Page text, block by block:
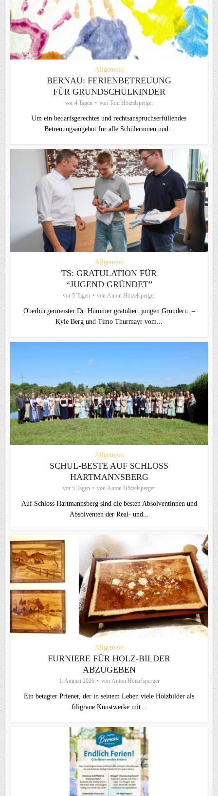
Allgemein
BERNAU: FERIENBETREUUNG
FÜR GRUNDSCHULKINDER
vor 4 Tagen von Toni Hötzelsperger
Um ein bedarfsgerechtes und rechtsanspruchserfüllendes
Betreuungsangebot für alle Schülerinnen und...
Allgemein
TS: GRATULATION FÜR
“JUGEND GRÜNDET”
vor 5 Tagen von Anton Hötzelsperger
Oberbürgermeister Dr. Hümmer gratuliert jungen Gründern –
Kyle Berg und Timo Thurmayr vom...
Allgemein
SCHUL-BESTE AUF SCHLOSS
HARTMANNSBERG
vor 5 Tagen von Anton Hötzelsperger
Auf Schloss Hartmannsberg sind die besten Absolventinnen und
Absolventen der Real- und...
Allgemein
FURNIERE FÜR HOLZ-BILDER
ABZUGEBEN
1. August 2026 von Anton Hötzelsperger
Ein betagter Priener, der in seinem Leben viele Holzbilder als
filigrane Kunstwerke mit...